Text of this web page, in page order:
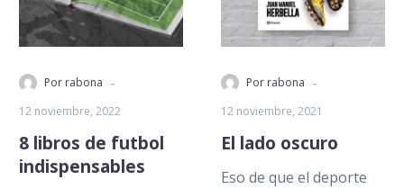
Por rabona -
12 noviembre, 2022
8 libros de futbol
indispensables
Por rabona -
12 noviembre, 2021
El lado oscuro
Eso de que el deporte